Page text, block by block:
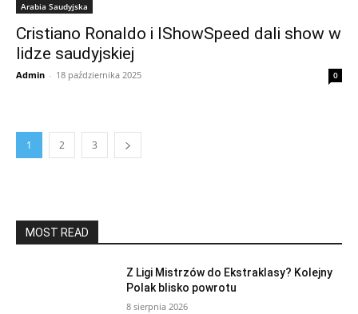
Arabia Saudyjska
Cristiano Ronaldo i IShowSpeed dali show w
lidze saudyjskiej
Admin - 18 października 2025 0
1 2 3
MOST READ
Z Ligi Mistrzów do Ekstraklasy? Kolejny
Polak blisko powrotu
8 sierpnia 2026